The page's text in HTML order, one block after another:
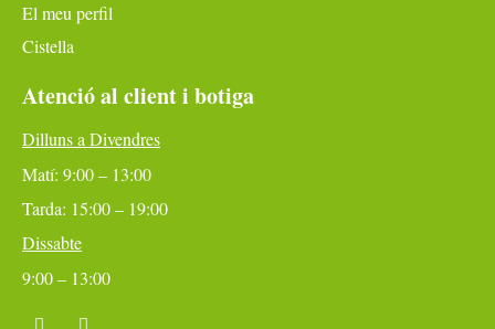
El meu perfil
Cistella
Atenció al client i botiga
Dilluns a Divendres
Matí: 9:00 – 13:00
Tarda: 15:00 – 19:00
Dissabte
9:00 – 13:00